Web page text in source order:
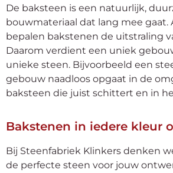
De baksteen is een natuurlijk,
bouwmateriaal dat lang mee gaat.
bepalen bakstenen de uitstraling
Daarom verdient een uniek
unieke steen. Bijvoorbeeld een
gebouw naadloos opgaat in de
baksteen die juist schittert en in
Bakstenen in iedere kleur
Bij Steenfabriek Klinkers denken
de perfecte steen voor jouw